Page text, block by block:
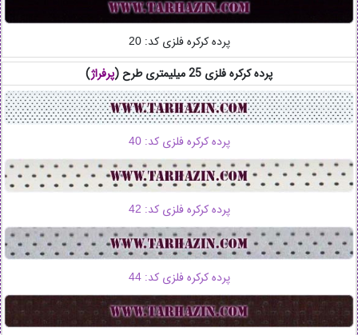
پرده کرکره فلزی کد: 20
پرده کرکره فلزی 25 میلیمتری طرح ( پرفراژ)
پرده کرکره فلزی کد: 40
پرده کرکره فلزی کد:
پرده کرکره فلزی کد: 44